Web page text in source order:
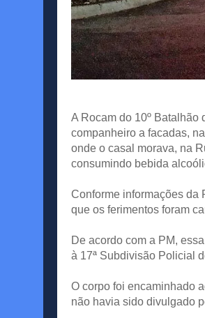
A Rocam do 10º Batalhão
companheiro a facadas,
onde o casal morava, na
consumindo bebida
Conforme informações da
que os ferimentos foram
De acordo com a PM,
à 17ª Subdivisão Policial
O corpo foi encaminhado
não havia sido divulgado